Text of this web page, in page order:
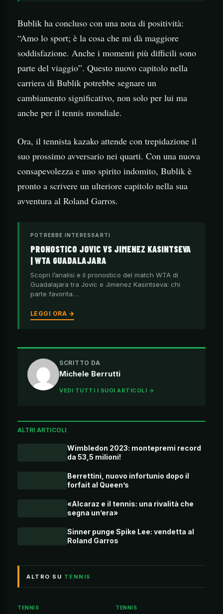
Bublik ha concluso con una nota di positività:
“Amo lo sport; è la cosa che mi dà maggiore
soddisfazione. Anche i momenti più difficili sono
parte del viaggio”. Questo nuovo capitolo nella
carriera di Bublik potrebbe segnare un
cambiamento significativo, non solo per lui ma
anche per il tennis mondiale.
Ora, il tennista kazako attende con trepidazione il
suo prossimo avversario nei quarti. Con una nuova
consapevolezza e uno spirito indomito, Bublik è
pronto a scrivere un ulteriore capitolo nella sua
avventura al Roland Garros.
POTREBBE INTERESSARTI
PRONOSTICO JOVIC VS JIMENEZ KASINTSEVA
| WTA GUADALAJARA
Scopri l’analisi e il pronostico del match WTA di
Guadalajara tra Jovic e Jimenez Kasintseva: chi
parte favorita…
LEGGI ORA →
SCRITTO DA
Michele Berrutti
VEDI TUTTI I SUOI ARTICOLI →
ALTRI ARTICOLI
Wimbledon 2023: montepremi record
da 53,5 milioni!
Berrettini, nuovo infortunio dopo il
forfait al Queen’s
«Alcaraz e il tennis: una rivalità che
segna un’era»
Sinner punge Spike Lee: vendetta al
Roland Garros
ALTRO SU TENNIS
TENNIS TENNIS